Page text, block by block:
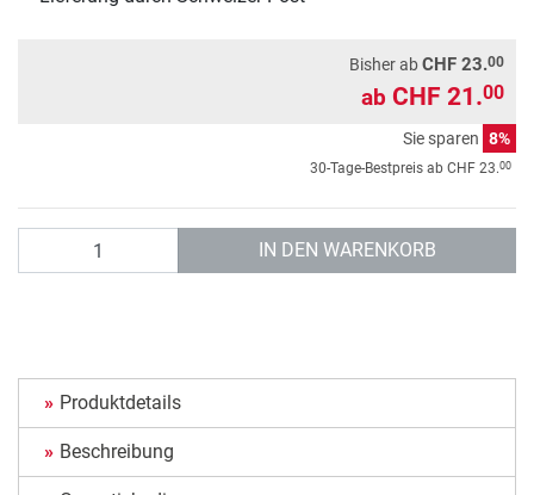
Bisher abCHF 23.00
ab CHF 21.00
Sie sparen 8%
30-Tage-Bestpreis ab CHF 23.00
IN DEN WARENKORB
Produktdetails
Beschreibung